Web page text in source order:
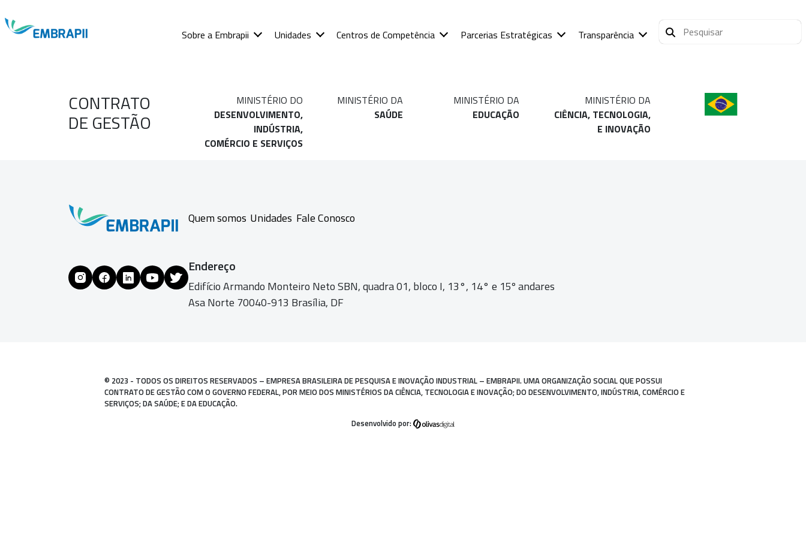
Sobre a Embrapii Unidades Centros de Competência Parcerias Estratégicas Transparência
CONTRATO
DE GESTÃO
MINISTÉRIO DO
DESENVOLVIMENTO,
INDÚSTRIA,
COMÉRCIO E SERVIÇOS
MINISTÉRIO DA
SAÚDE
MINISTÉRIO DA
EDUCAÇÃO
MINISTÉRIO DA
CIÊNCIA, TECNOLOGIA,
E INOVAÇÃO
Quem somos Unidades Fale Conosco
Endereço
Edifício Armando Monteiro Neto SBN, quadra 01, bloco I, 13°, 14° e 15º andares
Asa Norte 70040-913 Brasília, DF
© 2023 - TODOS OS DIREITOS RESERVADOS – EMPRESA BRASILEIRA DE PESQUISA E INOVAÇÃO INDUSTRIAL – EMBRAPII. UMA ORGANIZAÇÃO SOCIAL QUE POSSUI
CONTRATO DE GESTÃO COM O GOVERNO FEDERAL, POR MEIO DOS MINISTÉRIOS DA CIÊNCIA, TECNOLOGIA E INOVAÇÃO; DO DESENVOLVIMENTO, INDÚSTRIA, COMÉRCIO E
SERVIÇOS; DA SAÚDE; E DA EDUCAÇÃO.
Desenvolvido por: